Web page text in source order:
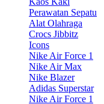
Perawatan Sepatu
Alat Olahraga
Crocs Jibbitz
Icons
Nike Air Force 1
Nike Air Max
Nike Blazer
Adidas Superstar
Nike Air Force 1